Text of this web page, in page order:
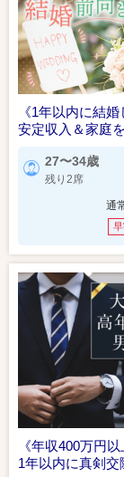
《1年以内に結
安定収入＆家庭
27〜34歳
残り2席
通
早
《年収400万円
1年以内に真剣